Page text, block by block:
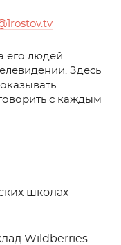
его людей.
Здесь
с каждым
школах
Wildberries